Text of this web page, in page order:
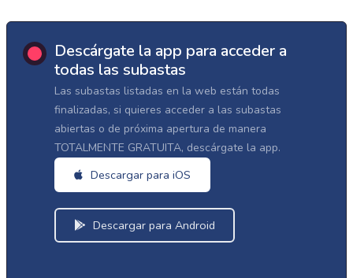
Descárgate la app para acceder a
todas las subastas
Las subastas listadas en la web están todas
finalizadas, si quieres acceder a las subastas
abiertas o de próxima apertura de manera
TOTALMENTE GRATUITA, descárgate la app.
Descargar para iOS
Descargar para Android